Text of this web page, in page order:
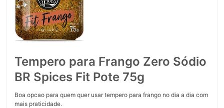
Tempero para Frango Zero Sódio
BR Spices Fit Pote 75g
Boa opcao para quem quer usar tempero para frango no dia a dia com
mais praticidade.